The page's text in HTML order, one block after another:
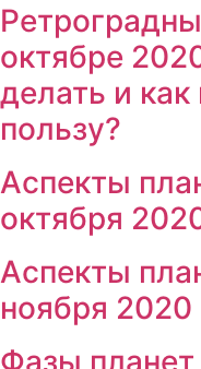
октябре
делать и как
пользу?
Аспекты
октября
Аспекты
ноября 2020